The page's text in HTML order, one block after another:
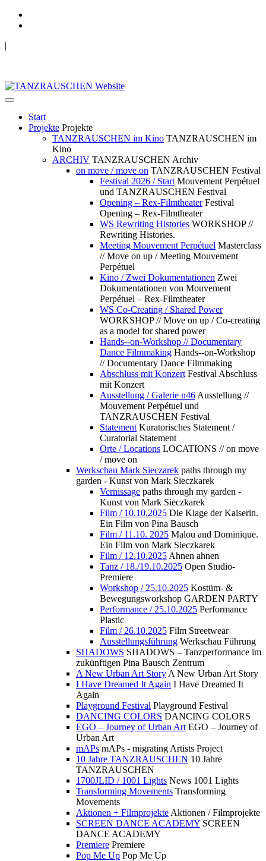
|
Start
Projekte Projekte
TANZRAUSCHEN im Kino TANZRAUSCHEN im
Kino
ARCHIV TANZRAUSCHEN Archiv
on move / move on TANZRAUSCHEN Festival
Festival 2026 / Start Mouvement Perpétuel
und TANZRAUSCHEN Festival
Opening – Rex-Filmtheater Festival
Opening – Rex-Filmtheater
WS Rewriting Histories WORKSHOP //
Rewriting Histories.
Meeting Mouvement Perpétuel Masterclass
// Move on up / Meeting Mouvement
Perpétuel
Kino / Zwei Dokumentationen Zwei
Dokumentationen von Mouvement
Perpétuel – Rex-Filmtheater
WS Co-Creating / Shared Power
WORKSHOP // Move on up / Co-creating
as a model for shared power
Hands--on-Workshop // Documentary
Dance Filmmaking Hands--on-Workshop
// Documentary Dance Filmmaking
Abschluss mit Konzert Festival Abschluss
mit Konzert
Ausstellung / Galerie n46 Ausstellung //
Mouvement Perpétuel und
TANZRAUSCHEN Festival
Statement Kuratorisches Statement /
Curatorial Statement
Orte / Locations LOCATIONS // on move
/ move on
Werkschau Mark Sieczarek paths through my
garden - Kunst von Mark Sieczkarek
Vernissage paths through my garden -
Kunst von Mark Sieczkarek
Film / 10.10.2025 Die Klage der Kaiserin.
Ein Film von Pina Bausch
Film / 11.10. 2025 Malou and Dominique.
Ein Film von Mark Sieczkarek
Film / 12.10.2025 Ahnen ahnen
Tanz / 18./19.10.2025 Open Studio-
Premiere
Workshop / 25.10.2025 Kostüm- &
Bewegungsworkshop GARDEN PARTY
Performance / 25.10.2025 Performance
Plastic
Film / 26.10.2025 Film Streetwear
Ausstellungsführung Werkschau Führung
SHADOWS SHADOWS – Tanzperformance im
zukünftigen Pina Bausch Zentrum
A New Urban Art Story A New Urban Art Story
I Have Dreamed It Again I Have Dreamed It
Again
Playground Festival Playground Festival
DANCING COLORS DANCING COLORS
EGO – Journey of Urban Art EGO – Journey of
Urban Art
mAPs mAPs - migrating Artists Project
10 Jahre TANZRAUSCHEN 10 Jahre
TANZRAUSCHEN
1700JLID / 1001 Lights News 1001 Lights
Transforming Movements Transforming
Movements
Aktionen + Filmprojekte Aktionen / Filmprojekte
SCREEN DANCE ACADEMY SCREEN
DANCE ACADEMY
Premiere Premiere
Pop Me Up Pop Me Up